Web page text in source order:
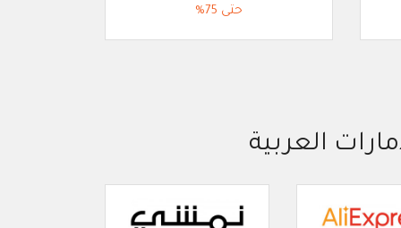
حتى 75%
العربية